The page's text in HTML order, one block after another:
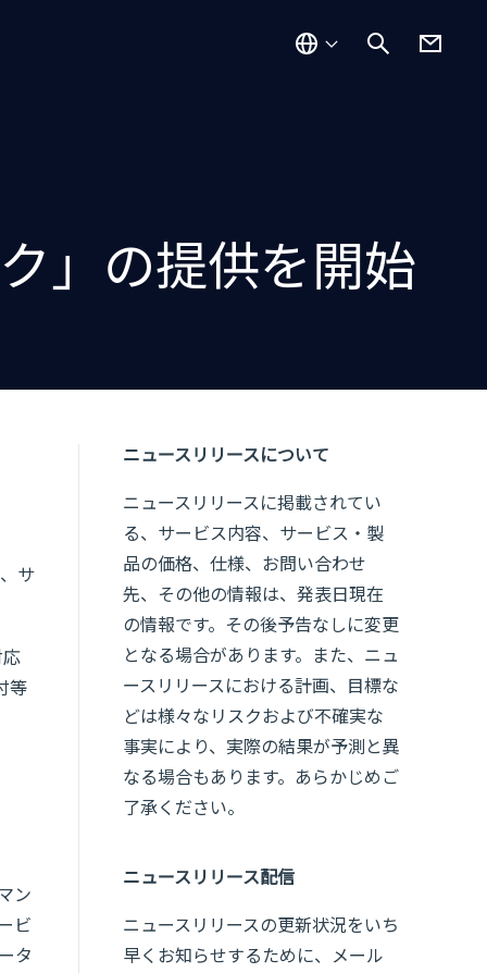
」の提供を開始
サ
等
ン
ビ
タ
ニュースリリースについて
ニュースリリースに掲載されてい
る、サービス内容、サービス・製
品の価格、仕様、お問い合わせ
先、その他の情報は、発表日現在
の情報です。その後予告なしに変更
となる場合があります。また、ニュ
ースリリースにおける計画、目標な
どは様々なリスクおよび不確実な
事実により、実際の結果が予測と異
なる場合もあります。あらかじめご
了承ください。
ニュースリリース配信
ニュースリリースの更新状況をいち
早くお知らせするために、メール